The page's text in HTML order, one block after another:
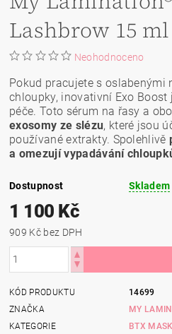
Lashbrow 15 ml
Neohodnoceno
Pokud pracujete s oslabenými
chloupky, inovativní Exo
péče. Toto sérum na řasy a
exosomy ze slézu, které jsou
používané extrakty. Spolehlivě
a omezují vypadávání
Dostupnost Skladem
1 100 Kč
909 Kč bez DPH
KÓD PRODUKTU
14699
ZNAČKA
MY
KATEGORIE
BTX